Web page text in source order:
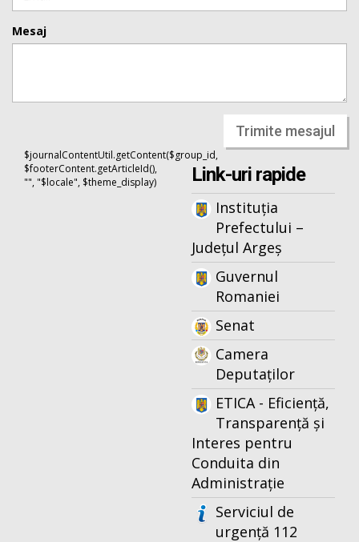
Mesaj
Trimite mesajul
$journalContentUtil.getContent($group_id,
$footerContent.getArticleId(),
"", "$locale", $theme_display)
Link-uri rapide
Instituția
Prefectului –
Județul Argeș
Guvernul
Romaniei
Senat
Camera
Deputaților
ETICA - Eficiență,
Transparență și
Interes pentru
Conduita din
Administrație
Serviciul de
urgență 112